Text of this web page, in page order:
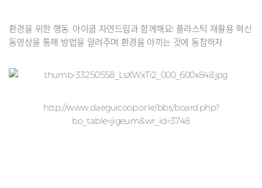
환경을 위한 행동, 아이쿱 자연드림과 함께해요! 플라스틱 재활용 혁신
동영상을 통해 방법을 알려주며 환경을 아끼는 것에 동참하자
http://www.daeguicoop.or.kr/bbs/board.php?
bo_table=jigeum&wr_id=3748